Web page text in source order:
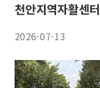
2026-07-13